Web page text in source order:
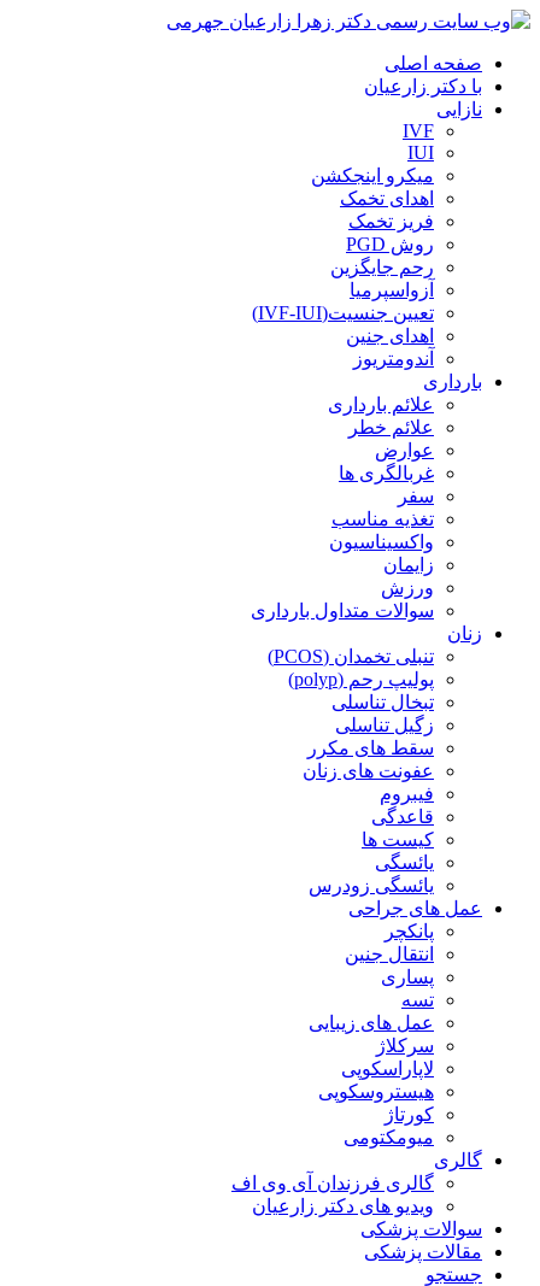
صفحه اصلی
با دکتر زارعیان
نازایی
IVF
IUI
میکرو اینجکشن
اهدای تخمک
فریز تخمک
روش PGD
رحم جایگزین
آزواسپرمیا
تعیین جنسیت(IVF-IUI)
اهدای جنین
آندومتریوز
بارداری
علائم بارداری
علائم خطر
عوارض
غربالگری ها
سفر
تغذیه مناسب
واکسیناسیون
زایمان
ورزش
سوالات متداول بارداری
زنان
تنبلی تخمدان (PCOS)
پولیپ رحم (polyp)
تبخال تناسلی
زگیل تناسلی
سقط های مکرر
عفونت های زنان
فیبروم
قاعدگی
کیست ها
یائسگی
یائسگی زودرس
عمل های جراحی
پانکچر
انتقال جنین
پساری
تسه
عمل های زیبایی
سرکلاژ
لاپاراسکوپی
هیستروسکوپی
کورتاژ
میومکتومی
گالری
گالری فرزندان آی وی اف
ویدیو های دکتر زارعیان
سوالات پزشکی
مقالات پزشکی
جستجو